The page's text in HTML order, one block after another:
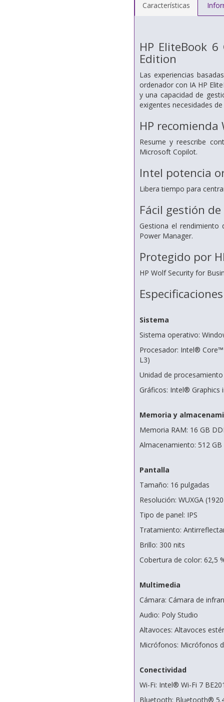
Características
HP EliteBook
Edition
Las experiencias
ordenador con IA HP
y una capacidad de
exigentes necesidades
HP recomienda
Resume y reescribe
Microsoft Copilot.
Intel potencia
Libera tiempo para
Fácil gestión
Gestiona el rendimiento
Power Manager.
Protegido por
HP Wolf Security for
Especificaciones
Sistema
Sistema operativo:
Procesador: Intel®
L3)
Unidad de
Gráficos: Intel® Graphics
Memoria y
Memoria RAM: 16 GB
Almacenamiento: 512
Pantalla
Tamaño: 16 pulgadas
Resolución: WUXGA
Tipo de panel: IPS
Tratamiento:
Brillo: 300 nits
Cobertura de color: 62,5
Multimedia
Cámara: Cámara de
Audio: Poly Studio
Altavoces: Altavoces
Micrófonos: Micrófonos
Conectividad
Wi-Fi: Intel® Wi-Fi 7
Bluetooth: Bluetooth®